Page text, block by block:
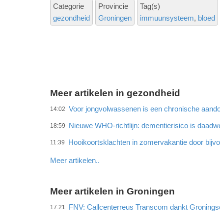
Categorie
gezondheid
Provincie
Groningen
Tag(s)
immuunsysteem bloed
Meer artikelen in gezondheid
14:02 Voor jongvolwassenen is een chronische
18:59 Nieuwe WHO-richtlijn: dementierisico is
11:39 Hooikoortsklachten in zomervakantie door
Meer artikelen..
Meer artikelen in Groningen
17:21
FNV: Callcenterreus Transcom dankt